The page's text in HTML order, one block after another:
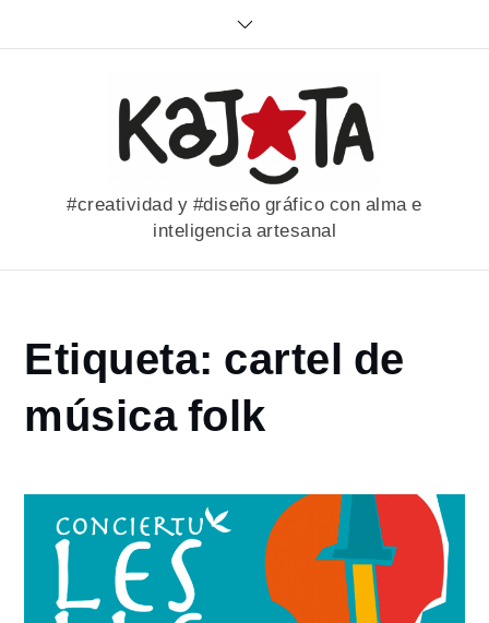
#creatividad y #diseño gráfico con alma e
inteligencia artesanal
Home
portfolio
de
Etiqueta: cartel de
música folk